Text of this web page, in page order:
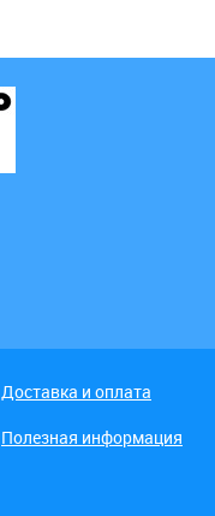
Доставка и оплата
Полезная информация